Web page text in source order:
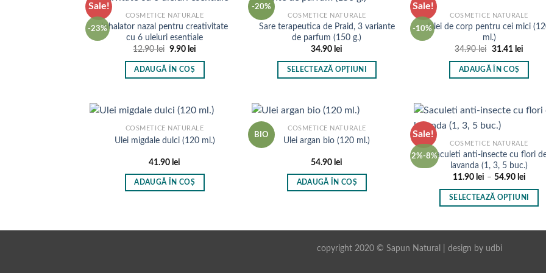
Sale!
-23%
COSMETICE NATURALE
Inhalator nazal pentru creativitate
cu 6 uleiuri esentiale
12.90lei Prețul
a
fost:
9.90 lei
ADAUGĂ ÎN COȘ
-20%
COSMETICE NATURALE
Sare terapeutica de Praid, 3 variante
de parfum (150 g.)
34.90 lei
SELECTEAZĂ OPȚIUNI
are
mai
multe
pot
produsului.
Sale!
-10%
COSMETICE NATURALE
Ulei de corp pentru cei mici
ml.)
34.90lei Prețul
a
fost:
31.41 leiPrețul
ADAUGĂ ÎN COȘ
COSMETICE NATURALE
Ulei migdale dulci (120 ml.)
41.90 lei
ADAUGĂ ÎN COȘ
BIO
COSMETICE NATURALE
Ulei argan bio (120 ml.)
54.90 lei
ADAUGĂ ÎN COȘ
Sale!
2%-8%
COSMETICE NATURALE
Saculeti anti-insecte cu flori
lavanda (1, 3, 5 buc.)
11.90 lei – 54.90 lei
11.90
SELECTEAZĂ OPȚIUNI
copyright 2020 © Sapun Natural | design by udbi